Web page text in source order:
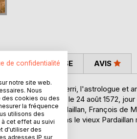
par Ruggierri, l'astrologue et
à feu et à sang, le 24 août 1572,
Jean de Pardaillan, François de
hélas ! sans le vieux
CRITIQUES PRESSE AVIS
de confidentialité
notre site web.
Nous
des cookies ou des
la fréquence
utilisons des
cet effet au suivi
d'utiliser des
adresses IP sur